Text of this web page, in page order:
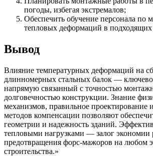
погоды, избегая экстремалов;
Обеспечить обучение персонала по
тепловых деформаций в подходящих
Вывод
Влияние температурных деформаций на
длинномерных стальных балок —
напрямую связанный с точностью
долговечностью конструкции. Знание
механизмов, правильное проектирование
методов компенсации позволяют
геометрии и надежность зданий.
тепловыми нагрузками — залог экономии
предотвращения форс-мажоров на любом
строительства.»